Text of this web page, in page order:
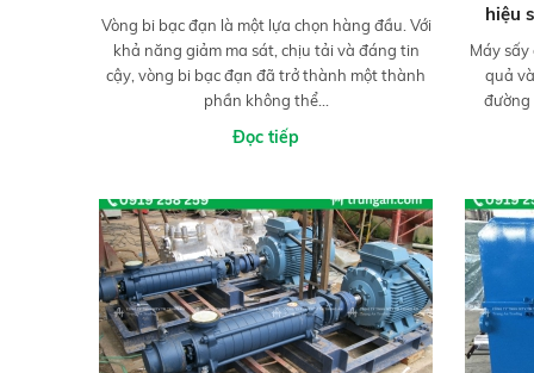
Vòng bi bạc đạn là một lựa chọn hàng đầu. Với
khả năng giảm ma sát, chịu tải và đáng tin
cậy, vòng bi bạc đạn đã trở thành một thành
phần không thể...
Đọc tiếp
hiệu
Máy
quả
đường